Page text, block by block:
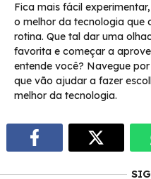
Fica mais fácil
o melhor da tecnologia que
rotina. Que tal dar uma
favorita e começar a
entende você? Navegue
que vão ajudar a fazer
melhor da tecnologia.